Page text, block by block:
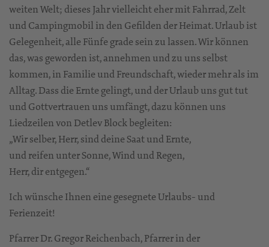
weiten Welt; dieses Jahr vielleicht eher mit Fahrrad, Zelt
und Campingmobil in den Gefilden der Heimat. Urlaub ist
Gelegenheit, alle Fünfe grade sein zu lassen. Wir können
das, was geworden ist, annehmen und zu uns selbst
kommen, in Familie und Freundschaft, wieder mehr als im
Alltag. Dass die Ernte gelingt, und der Urlaub uns gut tut
und Gottvertrauen uns umfängt, dazu können uns
Liedzeilen von Detlev Block begleiten:
„Wir selber, Herr, sind deine Saat und Ernte,
und reifen unter Sonne, Wind und Regen,
Herr, dir entgegen.“
Ich wünsche Ihnen eine gesegnete Urlaubs- und
Ferienzeit!
Pfarrer Dr. Gregor Reichenbach, Pfarrer in der